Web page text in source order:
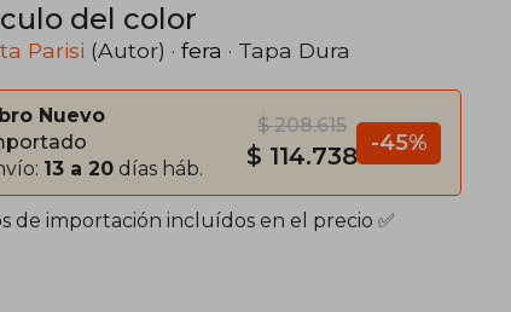
del color
Parisi (Autor) · fera · Tapa Dura
Nuevo
13 a 20 días háb.
$ 208.615
$ 114.738 -45%
de importación incluídos en el precio ✅